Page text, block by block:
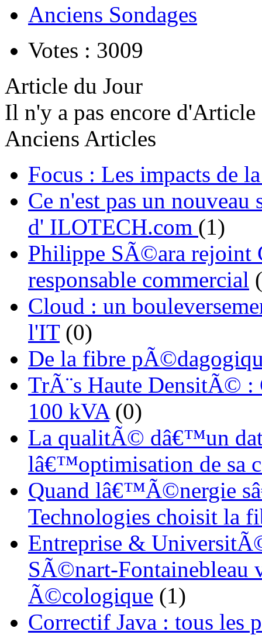
Anciens Sondages
Votes : 3009
Article du Jour
Il n'y a pas encore d'Article
Anciens Articles
Focus : Les impacts de
Ce n'est pas un
d' ILOTECH.com (1)
Philippe SÃ©ara rejoint
responsable commercial
Cloud : un
l'IT(0)
De la fibre
TrÃ¨s Haute DensitÃ© :
100 kVA(0)
La qualitÃ© dâ€™un
lâ€™optimisation de sa
Quand lâ€™Ã©nergie
Technologies choisit la
Entreprise &
SÃ©nart-Fontainebleau
Ã©cologique (1)
Correctif Java : tous les